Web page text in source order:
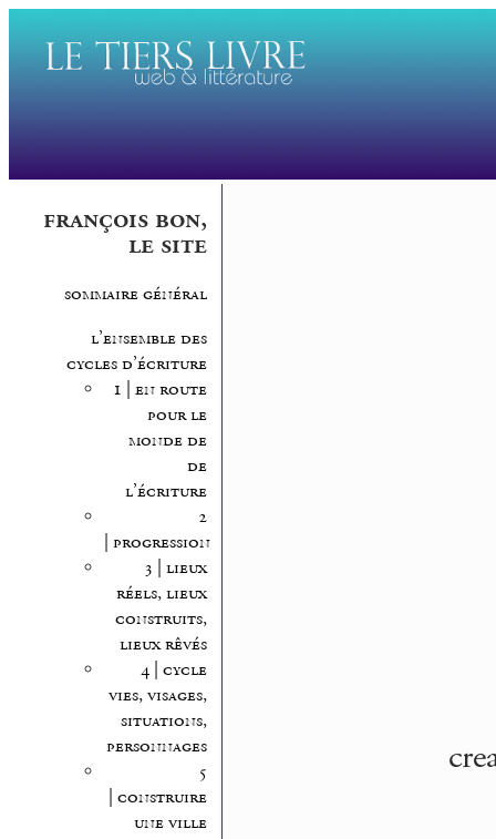
françois bon,
le site
sommaire général
l’ensemble des
cycles d’écriture
1 | en route
pour le
monde de
de
l’écriture
2
| progression
3 | lieux
réels, lieux
construits,
lieux rêvés
4 | cycle
vies, visages,
situations,
personnages
5
| construire
une ville